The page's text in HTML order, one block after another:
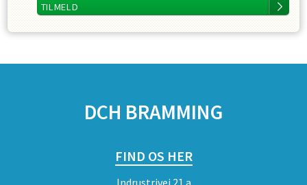
TILMELD
DCH BRAMMING
FIND OS HER
Indrustrivej 21 a